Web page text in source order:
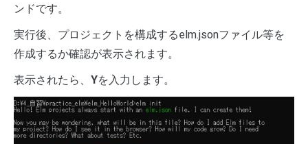
ンドです。
実行後、プロジェクトを構成するelm.jsonファイル等を
作成するか確認が表示されます。
表示されたら、 Yを入力します。